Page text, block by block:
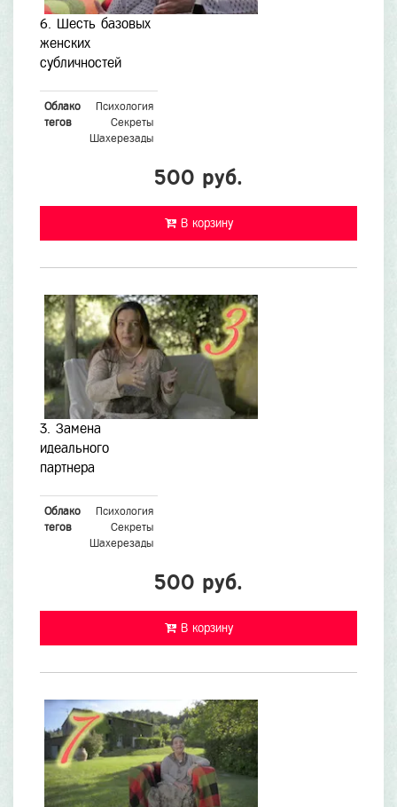
6. Шесть базовых
женских
субличностей
Облако
тегов
Психология
Секреты
Шахерезады
500 руб.
В корзину
3. Замена
идеального
партнера
Облако
тегов
Психология
Секреты
Шахерезады
500 руб.
В корзину